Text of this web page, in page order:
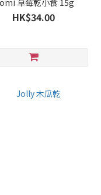
草莓乾小食 15g
HK$34.00